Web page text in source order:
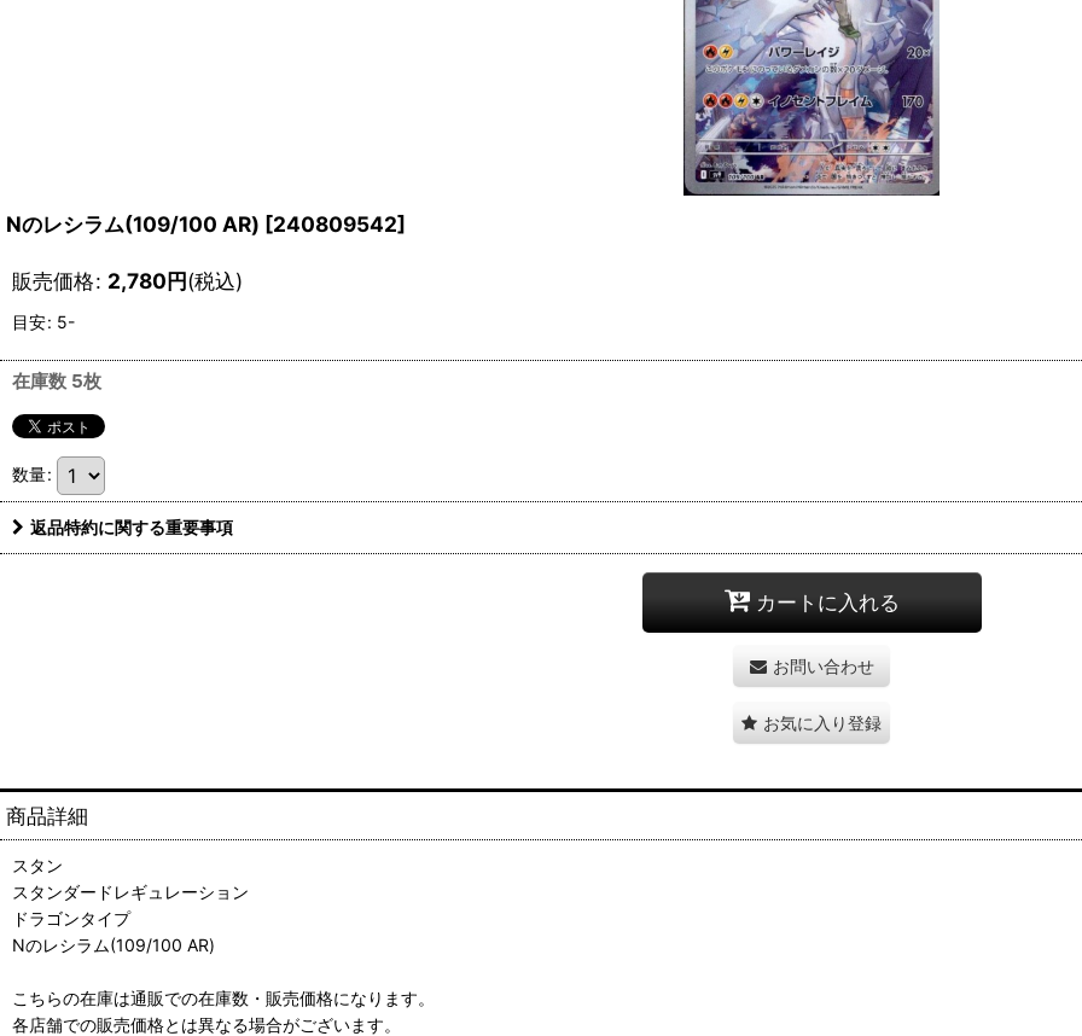
Nのレシラム(109/100 AR) [240809542]
販売価格: 2,780円(税込)
目安: 5-
在庫数 5枚
数量:
返品特約に関する重要事項
カートに入れる
お問い合わせ
お気に入り登録
商品詳細
スタン
スタンダードレギュレーション
ドラゴンタイプ
Nのレシラム(109/100 AR)
こちらの在庫は通販での在庫数・販売価格になります。
各店舗での販売価格とは異なる場合がございます。